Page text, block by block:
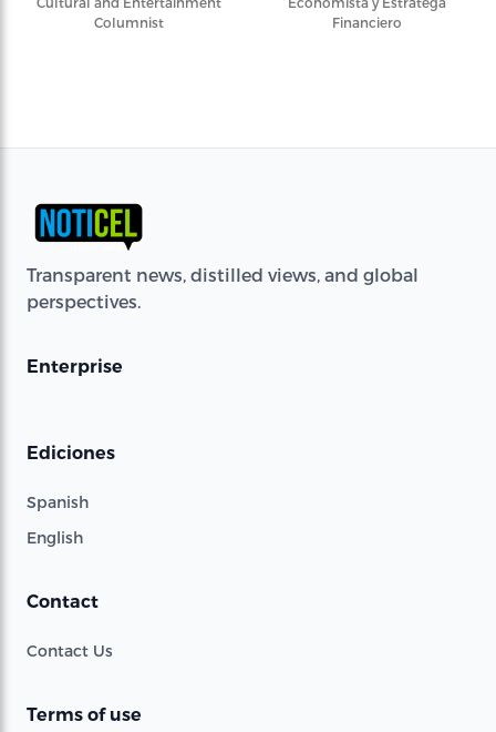
Columnist
Financiero
Transparent news, distilled views, and global
perspectives.
Enterprise
Ediciones
Spanish
English
Contact
Contact Us
Terms of use